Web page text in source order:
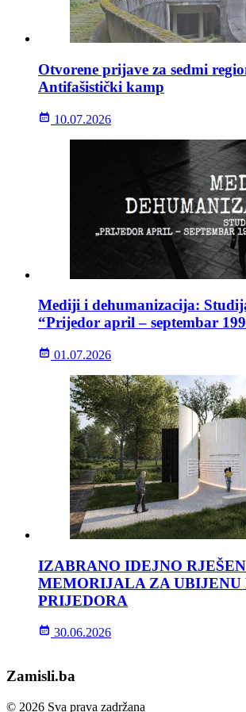
Otvorene prijave za sedmi
Antifašistički kamp
10.07.2026
Mediji i dehumanizacija:
“Prijedor april – septembar
01.07.2026
IZABRANO IDEJNO
MEMORIJALA ZA UBIJENU
PRIJEDORA
30.06.2026
Zamisli.ba
© 2026 Sva prava zadržana